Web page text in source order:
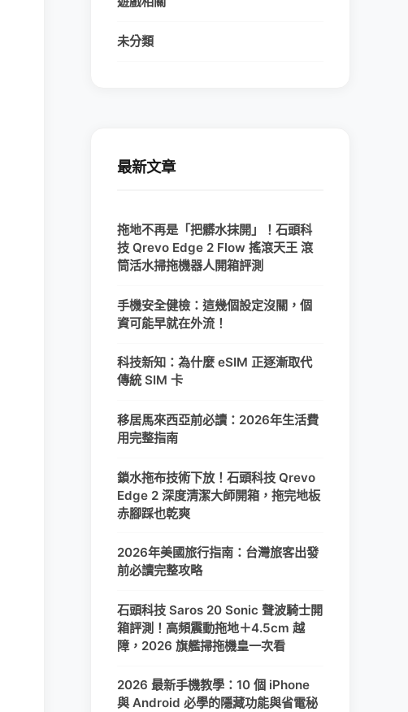
未分類
最新文章
拖地不再是「把髒水抹開」！石頭科
技 Qrevo Edge 2 Flow 搖滾天王 滾
筒活水掃拖機器人開箱評測
手機安全健檢：這幾個設定沒關，個
資可能早就在外流！
科技新知：為什麼 eSIM 正逐漸取代
傳統 SIM 卡
移居馬來西亞前必讀：2026年生活費
用完整指南
鎖水拖布技術下放！石頭科技 Qrevo
Edge 2 深度清潔大師開箱，拖完地板
赤腳踩也乾爽
2026年美國旅行指南：台灣旅客出發
前必讀完整攻略
石頭科技 Saros 20 Sonic 聲波騎士開
箱評測！高頻震動拖地＋4.5cm 越
障，2026 旗艦掃拖機皇一次看
2026 最新手機教學：10 個 iPhone
與 Android 必學的隱藏功能與省電秘